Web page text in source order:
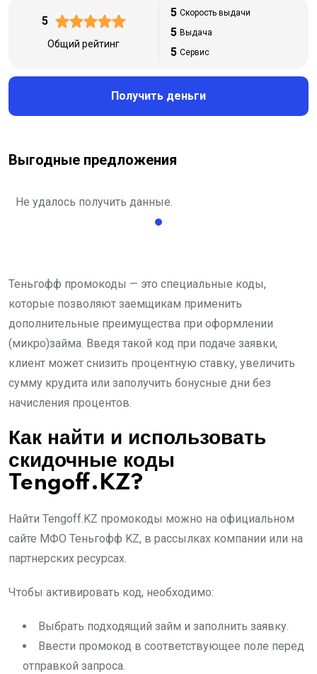
5
Общий рейтинг
5 Скорость выдачи
5 Выдача
5 Сервис
Получить деньги
Выгодные предложения
Не удалось получить данные.
Теньгофф промокоды — это специальные коды,
которые позволяют заемщикам применить
дополнительные преимущества при оформлении
(микро)займа. Введя такой код при подаче заявки,
клиент может снизить процентную ставку, увеличить
сумму крудита или заполучить бонусные дни без
начисления процентов.
Как найти и использовать
скидочные коды
Tengoff.KZ?
Найти Tengoff.KZ промокоды можно на официальном
сайте МФО Теньгофф KZ, в рассылках компании или на
партнерских ресурсах.
Чтобы активировать код, необходимо:
Выбрать подходящий займ и заполнить заявку.
Ввести промокод в соответствующее поле перед
отправкой запроса.